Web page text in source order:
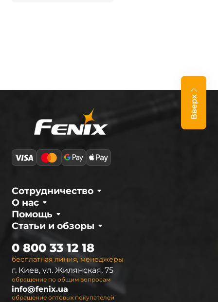
Вверх
О нас
Сотрудничество
Статьи и обзоры
Помощь
бесплатная линия, менеджеры
0 800 33 12 18
г. Киев, ул. Жилянская, 75
обращение по общим вопросам
info@fenix.ua
обращение оптовых покупателей